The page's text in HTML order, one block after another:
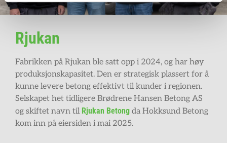
Rjukan
Fabrikken på Rjukan ble satt opp i 2024, og har høy
produksjonskapasitet. Den er strategisk plassert for å
kunne levere betong effektivt til kunder i regionen.
Selskapet het tidligere Brødrene Hansen Betong AS
og skiftet navn til Rjukan Betong da Hokksund Betong
kom inn på eiersiden i mai 2025.